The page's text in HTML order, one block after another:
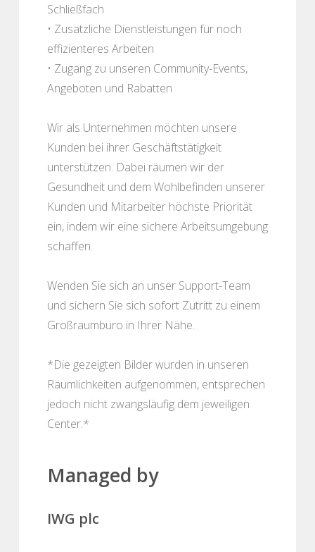
Schließfach
• Zusätzliche Dienstleistungen für noch
effizienteres Arbeiten
• Zugang zu unseren Community-Events,
Angeboten und Rabatten
Wir als Unternehmen möchten unsere
Kunden bei ihrer Geschäftstätigkeit
unterstützen. Dabei räumen wir der
Gesundheit und dem Wohlbefinden unserer
Kunden und Mitarbeiter höchste Priorität
ein, indem wir eine sichere Arbeitsumgebung
schaffen.
Wenden Sie sich an unser Support-Team
und sichern Sie sich sofort Zutritt zu einem
Großraumbüro in Ihrer Nähe.
*Die gezeigten Bilder wurden in unseren
Räumlichkeiten aufgenommen, entsprechen
jedoch nicht zwangsläufig dem jeweiligen
Center.*
Managed by
IWG plc